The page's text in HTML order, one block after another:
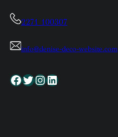
2271 100307
info@denise-deco-website.com
Facebook Twitter InstagramLinkedin